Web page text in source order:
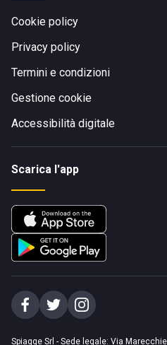
Cookie policy
Privacy policy
Termini e condizioni
Gestione cookie
Accessibilità digitale
Scarica l'app
Spiagge Srl - Sede legale: Via